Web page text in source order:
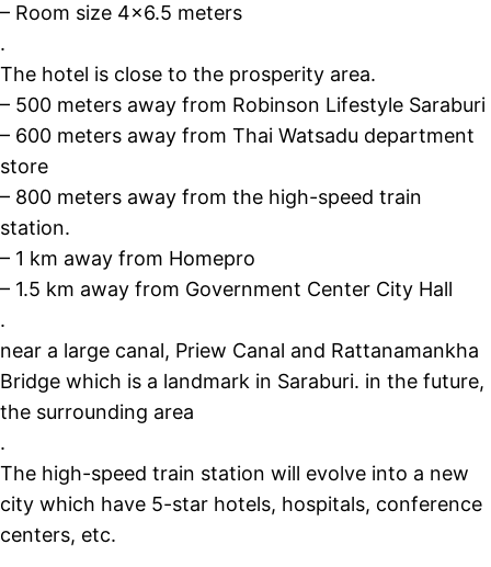
– Room size 4×6.5 meters
.
The hotel is close to the prosperity area.
– 500 meters away from Robinson Lifestyle Saraburi
– 600 meters away from Thai Watsadu department
store
– 800 meters away from the high-speed train
station.
– 1 km away from Homepro
– 1.5 km away from Government Center City Hall
.
near a large canal, Priew Canal and Rattanamankha
Bridge which is a landmark in Saraburi. in the future,
the surrounding area
.
The high-speed train station will evolve into a new
city which have 5-star hotels, hospitals, conference
centers, etc.